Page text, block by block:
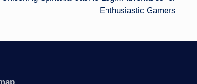
Enthusiastic Gamers